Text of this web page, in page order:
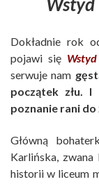
Dokładnie rok
pojawi się Wstyd
serwuje nam
początek złu.
poznanie rani do
Główną
Karlińska,
historii w liceum